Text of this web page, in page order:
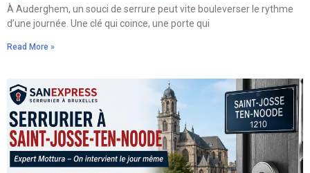
À Auderghem, un souci de serrure peut vite bouleverser le rythme
d’une journée. Une clé qui coince, une porte qui
Read More »